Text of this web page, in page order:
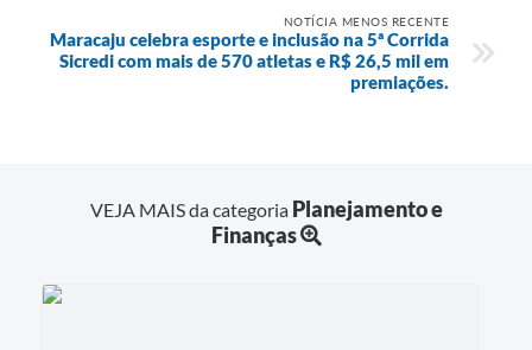
NOTÍCIA MENOS RECENTE
Maracaju celebra esporte e inclusão na 5ª Corrida
Sicredi com mais de 570 atletas e R$ 26,5 mil em
premiações.
VEJA MAIS da categoria Planejamento e
Finanças